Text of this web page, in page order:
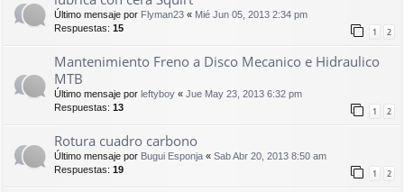
Último mensaje por Flyman23 « Mié Jun 05, 2013 2:34 pm
Respuestas: 15 1 2
Mantenimiento Freno a Disco Mecanico e Hidraulico
MTB
Último mensaje por leftyboy « Jue May 23, 2013 6:32 pm
Respuestas: 13 1 2
Rotura cuadro carbono
Último mensaje por Bugui Esponja « Sab Abr 20, 2013 8:50 am
Respuestas: 19 1 2